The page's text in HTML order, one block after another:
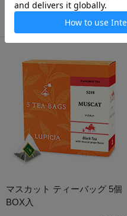
テ・オ・レ 50g 袋入
680円
マスカット ティーバッグ 5個
BOX入